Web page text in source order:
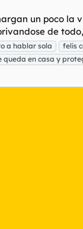
un poco
de
a hablar sola felis
queda en casa y